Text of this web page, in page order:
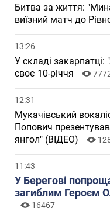
Битва за життя:
виїзний матч до
13:26
У складі закарпатці:
своє 10-річчя
12:31
Мукачівський
Попович
янгол" (ВІДЕО)
11:43
У Берегові
загиблим Героєм
16467